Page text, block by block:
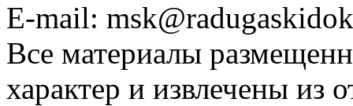
E-mail:
Все материалы
характер и извлечены из